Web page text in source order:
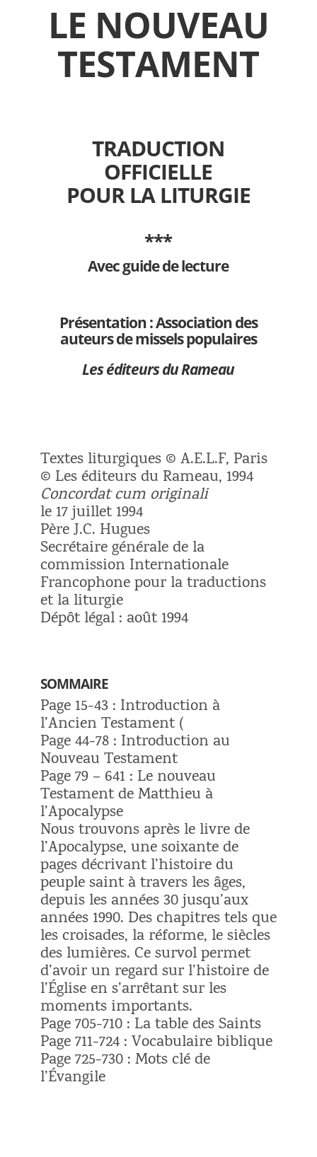
LE NOUVEAU
TESTAMENT
TRADUCTION
OFFICIELLE
POUR LA LITURGIE
***
Avec guide de lecture
Présentation : Association des
auteurs de missels populaires
Les éditeurs du Rameau
Textes liturgiques © A.E.L.F, Paris
© Les éditeurs du Rameau, 1994
Concordat cum originali
le 17 juillet 1994
Père J.C. Hugues
Secrétaire générale de la
commission Internationale
Francophone pour la traductions
et la liturgie
Dépôt légal : août 1994
SOMMAIRE
Page 15-43 : Introduction à
l’Ancien Testament (
Page 44-78 : Introduction au
Nouveau Testament
Page 79 – 641 : Le nouveau
Testament de Matthieu à
l’Apocalypse
Nous trouvons après le livre de
l’Apocalypse, une soixante de
pages décrivant l’histoire du
peuple saint à travers les âges,
depuis les années 30 jusqu’aux
années 1990. Des chapitres tels que
les croisades, la réforme, le siècles
des lumières. Ce survol permet
d’avoir un regard sur l’histoire de
l’Église en s’arrêtant sur les
moments importants.
Page 705-710 : La table des Saints
Page 711-724 : Vocabulaire biblique
Page 725-730 : Mots clé de
l’Évangile